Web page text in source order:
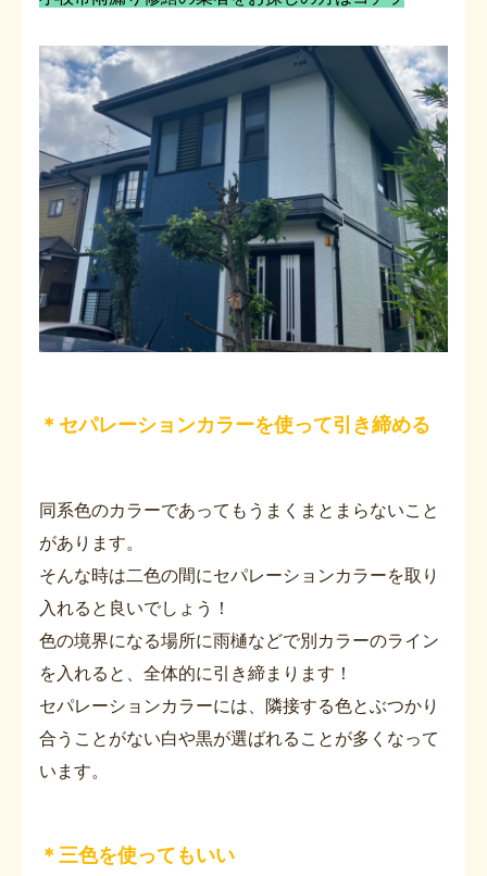
＊セパレーションカラーを使って引き締める
同系色のカラーであってもうまくまとまらないこと
があります。
そんな時は二色の間にセパレーションカラーを取り
入れると良いでしょう！
色の境界になる場所に雨樋などで別カラーのライン
を入れると、全体的に引き締まります！
セパレーションカラーには、隣接する色とぶつかり
合うことがない白や黒が選ばれることが多くなって
います。
＊三色を使ってもいい